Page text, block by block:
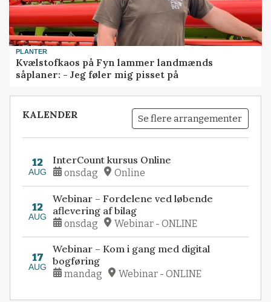
PLANTER
Kvælstofkaos på Fyn lammer landmænds
såplaner: - Jeg føler mig pisset på
KALENDER Se flere arrangementer
12
AUG
InterCount kursus Online
onsdag Online
12
AUG
Webinar – Fordelene ved løbende
aflevering af bilag
onsdag Webinar - ONLINE
17
AUG
Webinar – Kom i gang med digital
bogføring
mandag Webinar - ONLINE